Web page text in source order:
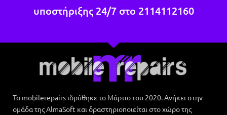
υποστήριξης 24/7 στο 2114112160
Το mobilerepairs ιδρύθηκε το Μάρτιο του 2020. Ανήκει στην
ομάδα της AlmaSoft και δραστηριοποιείται στο χώρο της